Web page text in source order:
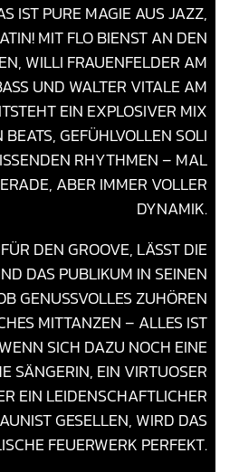
IST PURE MAGIE AUS JAZZ,
MIT FLO BIENST AN DEN
WILLI FRAUENFELDER AM
UND WALTER VITALE AM
EIN EXPLOSIVER MIX
GEFÜHLVOLLEN SOLI
RHYTHMEN – MAL G
ABER IMMER VOLLER D
YNAMIK.
DEN GROOVE, LÄSST DIE
DAS PUBLIKUM IN SEINEN
GENUSSVOLLES ZUHÖREN
MITTANZEN – ALLES IST
SICH DAZU NOCH EINE
SÄNGERIN, EIN VIRTUOSER
EIN LEIDENSCHAFTLICHER
GESELLEN, WIRD DAS
FEUERWERK PERFEKT.